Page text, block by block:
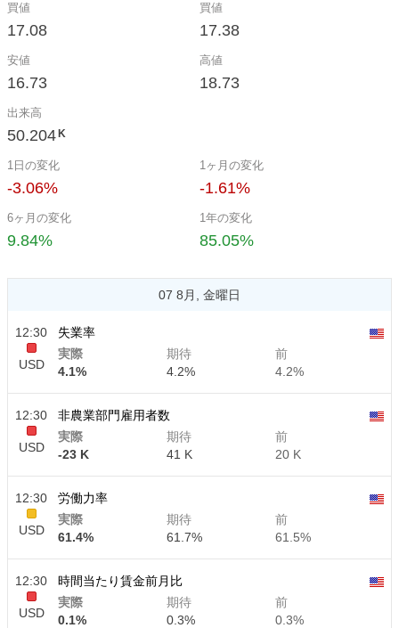
買値
17.08
買値
17.38
安値
16.73
高値
18.73
出来高
50.204 K
1日の変化
-3.06%
1ヶ月の変化
-1.61%
6ヶ月の変化
9.84%
1年の変化
85.05%
07 8月, 金曜日
12:30
USD
失業率
実際
4.1%
期待
4.2%
前
4.2%
12:30
USD
非農業部門雇用者数
実際
-23 K
期待
41 K
前
20 K
12:30
USD
労働力率
実際
61.4%
期待
61.7%
前
61.5%
12:30
USD
時間当たり賃金前月比
実際
0.1%
期待
0.3%
前
0.3%